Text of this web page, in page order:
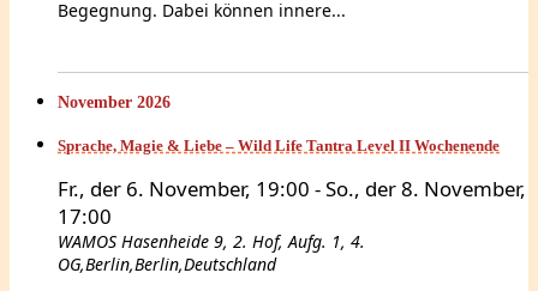
Begegnung. Dabei können innere...
November 2026
Sprache, Magie & Liebe – Wild Life Tantra Level II Wochenende
Fr., der 6. November, 19:00 -So., der 8. November,
17:00
WAMOS Hasenheide 9, 2. Hof, Aufg. 1, 4.
OG,Berlin,Berlin,Deutschland